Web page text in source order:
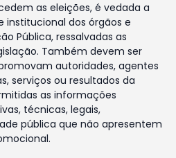
as eleições, é vedada a
institucional dos órgãos e
Pública, ressalvadas as
Também devem ser
autoridades, agentes
serviços ou resultados da
as informações
técnicas, legais,
pública que não apresentem